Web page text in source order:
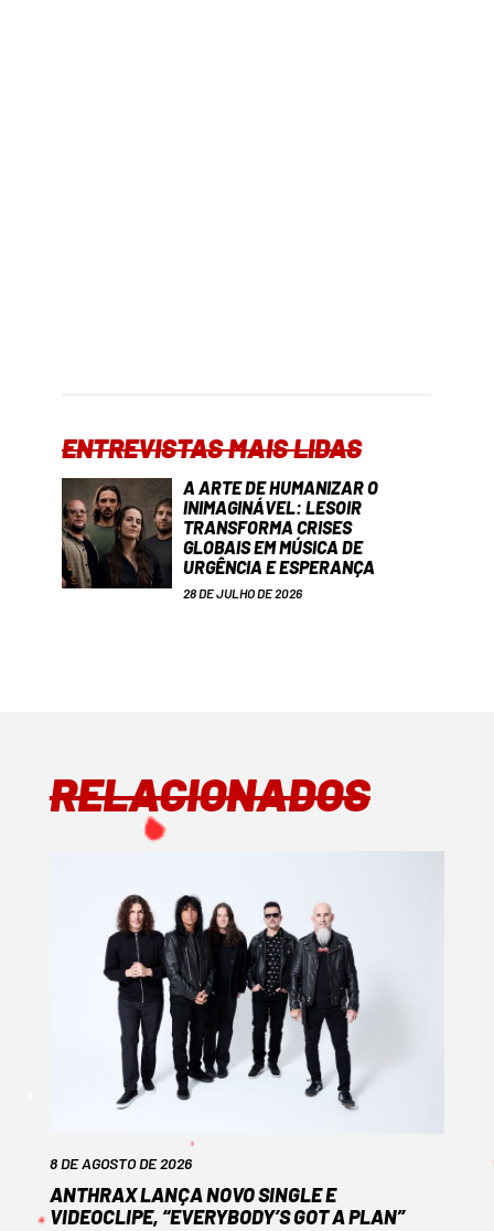
ENTREVISTAS MAIS LIDAS
A ARTE DE HUMANIZAR O
INIMAGINÁVEL: LESOIR
TRANSFORMA CRISES
GLOBAIS EM MÚSICA DE
URGÊNCIA E ESPERANÇA
28 DE JULHO DE 2026
RELACIONADOS
8 DE AGOSTO DE 2026
ANTHRAX LANÇA NOVO SINGLE E
VIDEOCLIPE, “EVERYBODY’S GOT A PLAN”